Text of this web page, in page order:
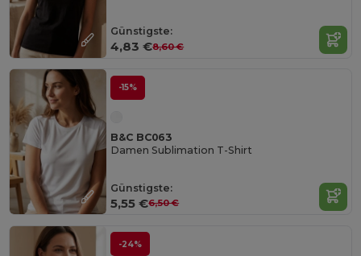
Günstigste:
4,83 €8,60 €
-15%
B&C BC063
Damen Sublimation T-Shirt
Günstigste:
5,55 €6,50 €
-24%